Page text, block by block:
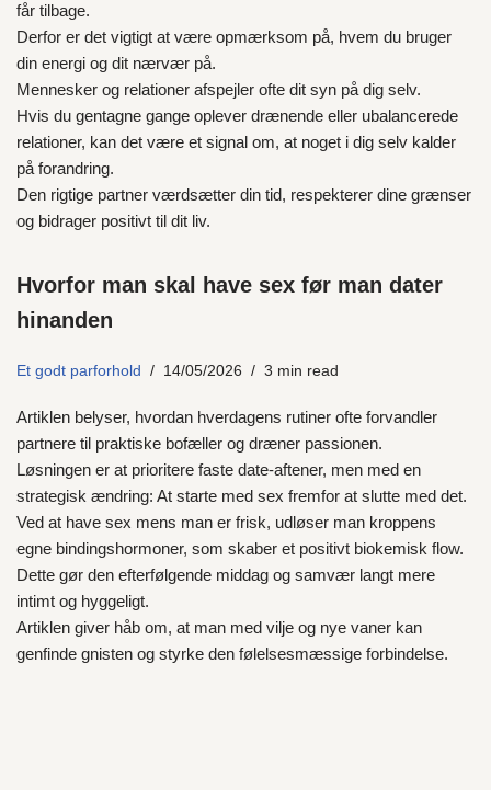
får tilbage.
Derfor er det vigtigt at være opmærksom på, hvem du bruger
din energi og dit nærvær på.
Mennesker og relationer afspejler ofte dit syn på dig selv.
Hvis du gentagne gange oplever drænende eller ubalancerede
relationer, kan det være et signal om, at noget i dig selv kalder
på forandring.
Den rigtige partner værdsætter din tid, respekterer dine grænser
og bidrager positivt til dit liv.
Hvorfor man skal have sex før man dater
hinanden
Et godt parforhold 14/05/2026 3 min read
Artiklen belyser, hvordan hverdagens rutiner ofte forvandler
partnere til praktiske bofæller og dræner passionen.
Løsningen er at prioritere faste date-aftener, men med en
strategisk ændring: At starte med sex fremfor at slutte med det.
Ved at have sex mens man er frisk, udløser man kroppens
egne bindingshormoner, som skaber et positivt biokemisk flow.
Dette gør den efterfølgende middag og samvær langt mere
intimt og hyggeligt.
Artiklen giver håb om, at man med vilje og nye vaner kan
genfinde gnisten og styrke den følelsesmæssige forbindelse.